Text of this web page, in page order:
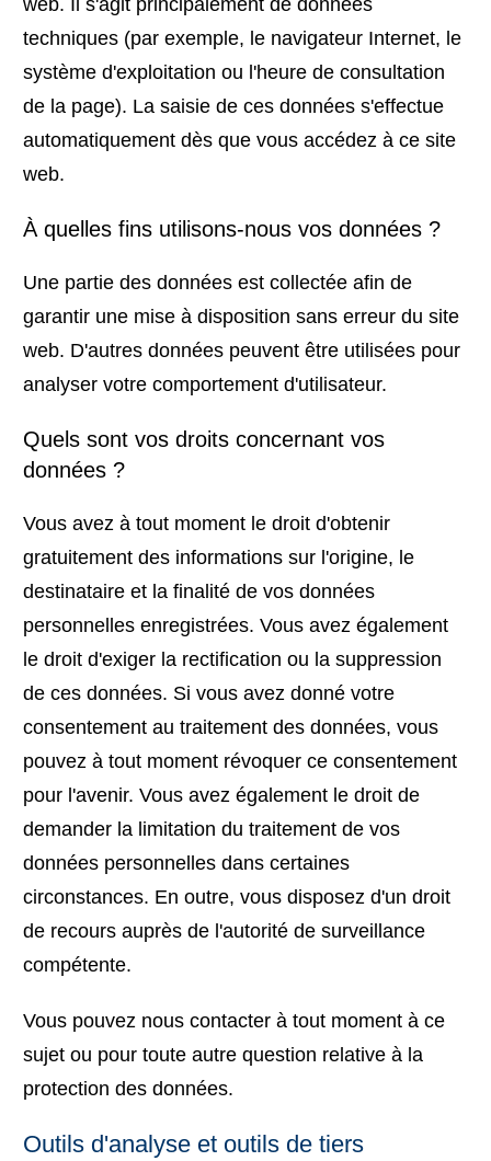
web. Il s'agit principalement de données
techniques (par exemple, le navigateur Internet, le
système d'exploitation ou l'heure de consultation
de la page). La saisie de ces données s'effectue
automatiquement dès que vous accédez à ce site
web.
À quelles fins utilisons-nous vos données ?
Une partie des données est collectée afin de
garantir une mise à disposition sans erreur du site
web. D'autres données peuvent être utilisées pour
analyser votre comportement d'utilisateur.
Quels sont vos droits concernant vos
données ?
Vous avez à tout moment le droit d'obtenir
gratuitement des informations sur l'origine, le
destinataire et la finalité de vos données
personnelles enregistrées. Vous avez également
le droit d'exiger la rectification ou la suppression
de ces données. Si vous avez donné votre
consentement au traitement des données, vous
pouvez à tout moment révoquer ce consentement
pour l'avenir. Vous avez également le droit de
demander la limitation du traitement de vos
données personnelles dans certaines
circonstances. En outre, vous disposez d'un droit
de recours auprès de l'autorité de surveillance
compétente.
Vous pouvez nous contacter à tout moment à ce
sujet ou pour toute autre question relative à la
protection des données.
Outils d'analyse et outils de tiers